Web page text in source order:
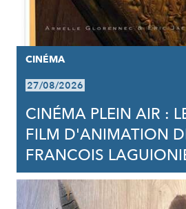
CINÉMA
27/08/2026
CINÉMA PLEIN AIR :
FILM D'ANIMATION
FRANCOIS